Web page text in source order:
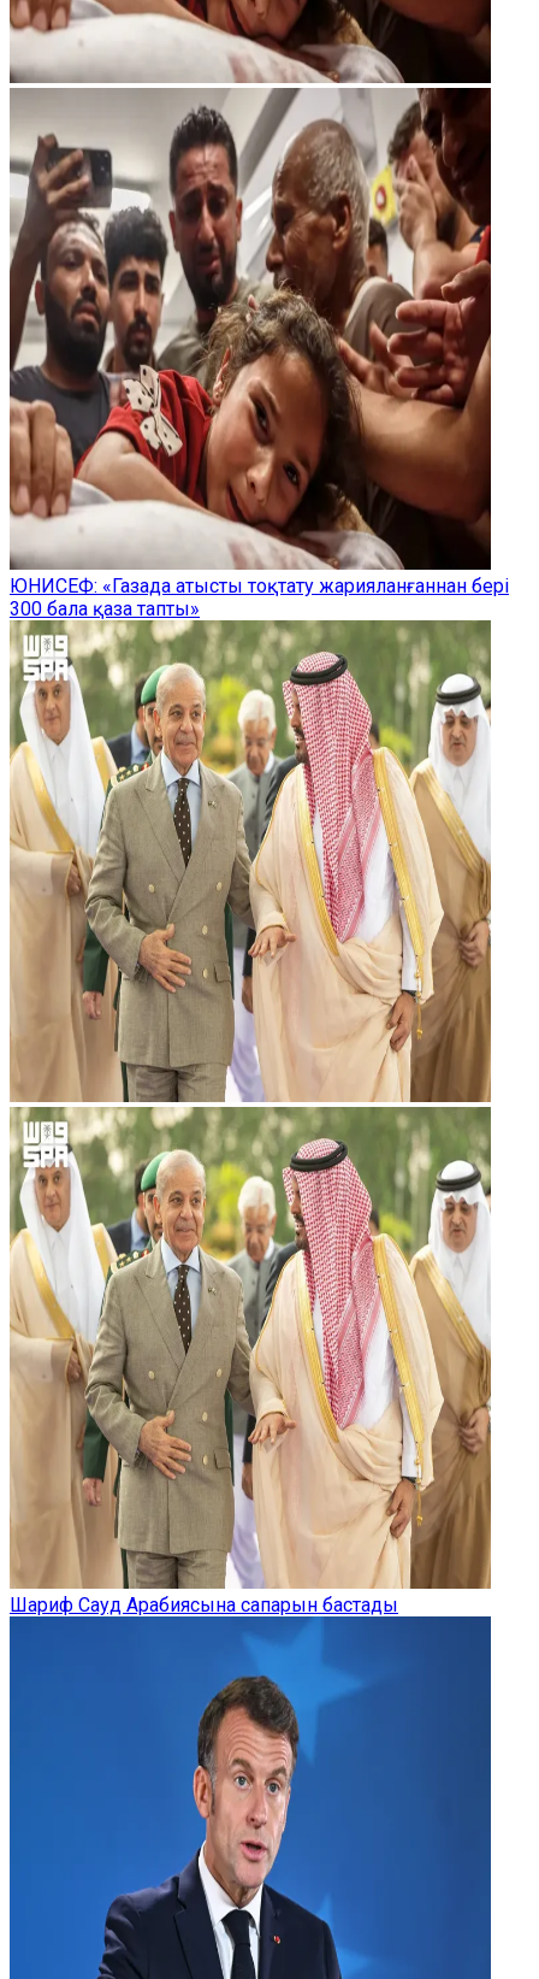
ЮНИСЕФ: «Газада атысты тоқтату жарияланғаннан бері
300 бала қаза тапты»
Шариф Сауд Арабиясына сапарын бастады